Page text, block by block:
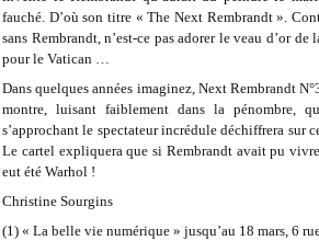
fauché. D’où son titre « The Next Rembrandt ».
sans Rembrandt, n’est-ce pas adorer le veau d’or
pour le Vatican …
Dans quelques années imaginez, Next Rembrandt
montre, luisant faiblement dans la pénombre,
s’approchant le spectateur incrédule déchiffrera sur
Le cartel expliquera que si Rembrandt avait pu
eut été Warhol !
Christine Sourgins
(1) « La belle vie numérique » jusqu’au 18 mars, 6